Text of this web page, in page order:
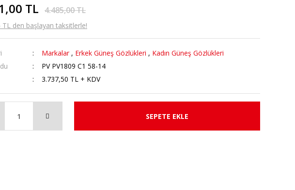
TL 4.485,00 TL
den başlayan taksitlerle!
Markalar , Erkek Güneş Gözlükleri , Kadın Güneş Gözlükleri
PV PV1809 C1 58-14
3.737,50 TL + KDV
SEPETE EKLE